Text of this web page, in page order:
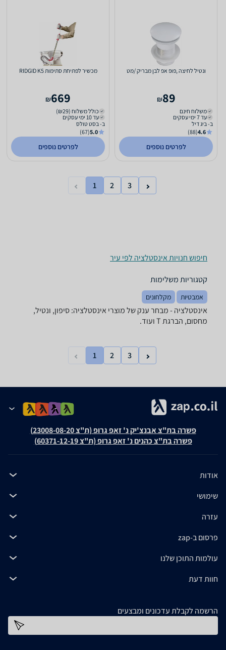
ונטיל לחיצה ,פופ אפ לבן מבריק /מט
89
₪
משלוח חינם
עד 7 ימי עסקים
ב- ביג דיל
4.6
(88)
לפרטים נוספים
מכשיר לפתיחת סתימות RIDGID K5
669
₪
כולל משלוח (₪29)
עד 10 ימי עסקים
ב- בסט טולס
5.0
(67)
לפרטים נוספים
1 2 3
חיפוש חנויות אינסטלציה לפי עיר
קטגוריות משלימות
אמבטיות מקלחונים
אינסטלציה - מבחר ענק של מוצרי אינסטלציה: סיפון, ונטיל,
מחסום, הברגת T ועוד.
1 2 3
פשרה בת"צ אבנצ'יק נ' זאפ גרופ (ת"צ 23008-08-20)
פשרה בת"צ כהנים נ' זאפ גרופ (ת"צ 60371-12-19)
אודות
שימושי
עזרה
פרסום ב-zap
עולמות התוכן שלנו
חוות דעת
הרשמה לקבלת עדכונים ומבצעים